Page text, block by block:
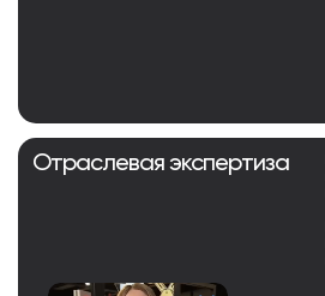
Отраслевая экспертиза